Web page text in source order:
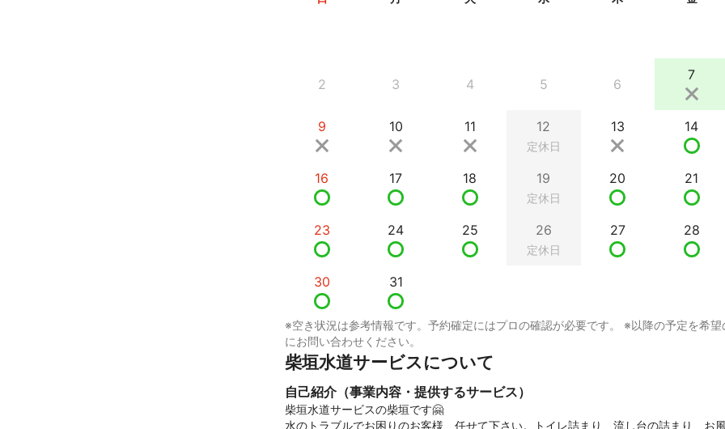
2 3 4 5 6
7
9 10 11 12
定休日
13 14
16 17 18 19
定休日
20 21
23 24 25 26
定休日
27 28
30 31
※空き状況は参考情報です。予約確定にはプロの確認が必要です。 ※以降の予定を希望
にお問い合わせください。
柴垣水道サービスについて
自己紹介（事業内容・提供するサービス）
柴垣水道サービスの柴垣です🤗
水のトラブルでお困りのお客様、任せて下さい。トイレ詰まり、流し台の詰まり、お風